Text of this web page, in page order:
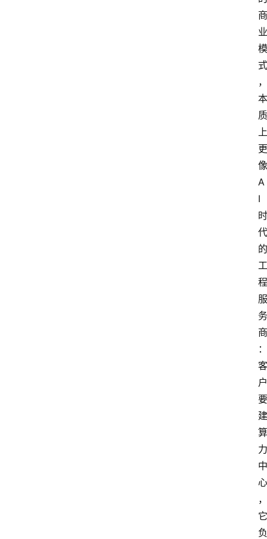
商
业
模
式
，
本
质
上
更
像
A
I
时
代
的
工
程
服
务
商
：
客
户
要
建
算
力
中
心
，
它
负